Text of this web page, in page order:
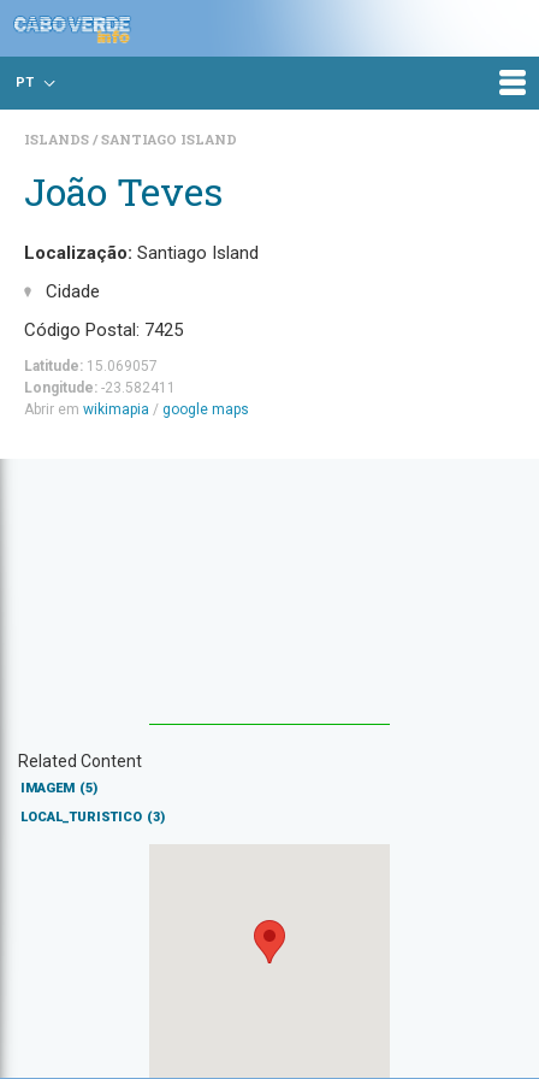
PT
ISLANDS SANTIAGO ISLAND
João Teves
Localização: Santiago Island
Cidade
Código Postal: 7425
Latitude: 15.069057
Longitude: -23.582411
Abrir em wikimapia / google maps
Related Content
IMAGEM (5)
LOCAL_TURISTICO (3)